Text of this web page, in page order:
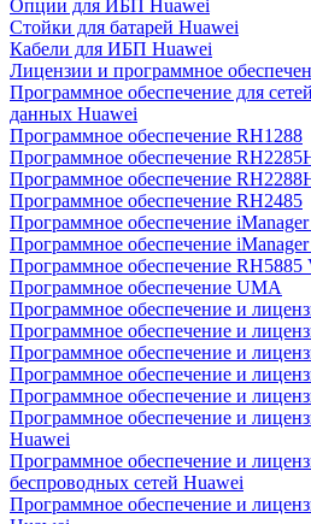
Опции для ИБП Huawei
Стойки для батарей Huawei
Кабели для ИБП Huawei
Лицензии и программное
Программное обеспечение для
данных Huawei
Программное обеспечение RH1288
Программное обеспечение
Программное обеспечение
Программное обеспечение RH2485
Программное обеспечение
Программное обеспечение
Программное обеспечение RH5885
Программное обеспечение UMA
Программное обеспечение и
Программное обеспечение и
Программное обеспечение и
Программное обеспечение и
Программное обеспечение и
Программное обеспечение и
Huawei
Программное обеспечение и
беспроводных сетей Huawei
Программное обеспечение и